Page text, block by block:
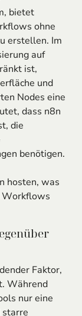
bietet
ohne
erstellen. Im
auf
ist,
und
Nodes eine
dass n8n
die
benötigen.
hosten, was
Workflows
Faktor,
Während
nur eine
starre